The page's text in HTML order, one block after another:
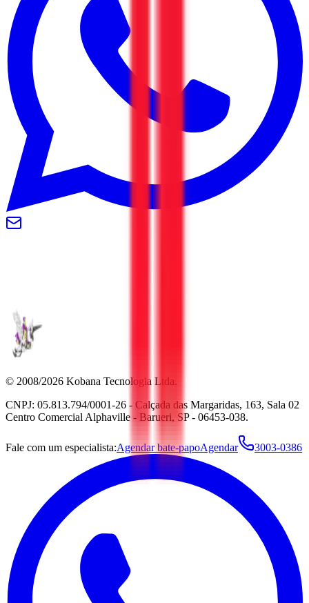
© 2008/2026 Kobana Tecnologia Ltda.
CNPJ: 05.813.794/0001-26 - Calçada das Margaridas, 163, Sala 02
Centro Comercial Alphaville - Barueri, SP - 06453-038.
Fale com um especialista:Agendar bate-papoAgendar 3003-0386